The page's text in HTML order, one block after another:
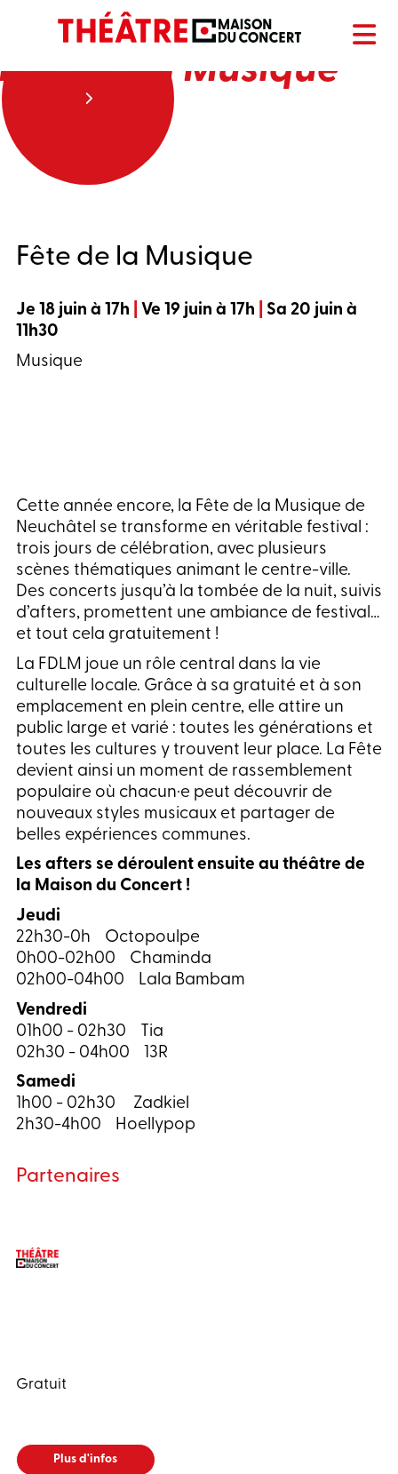
de la Musique
Fête de la Musique
Je 18 juin à 17h Ve 19 juin à 17h
Sa 20 juin à
11h30
Musique
Cette année encore, la Fête de la Musique de
Neuchâtel se transforme en véritable festival :
trois jours de célébration, avec plusieurs
scènes thématiques animant le centre-ville.
Des concerts jusqu’à la tombée de la nuit, suivis
d’afters, promettent une ambiance de festival…
et tout cela gratuitement !
La FDLM joue un rôle central dans la vie
culturelle locale. Grâce à sa gratuité et à son
emplacement en plein centre, elle attire un
public large et varié : toutes les générations et
toutes les cultures y trouvent leur place. La Fête
devient ainsi un moment de rassemblement
populaire où chacun·e peut découvrir de
nouveaux styles musicaux et partager de
belles expériences communes.
Les afters se déroulent ensuite au théâtre de
la Maison du Concert !
Jeudi
22h30-0h Octopoulpe
0h00-02h00 Chaminda
02h00-04h00 Lala Bambam
Vendredi
01h00 - 02h30 Tia
02h30 - 04h00 13R
Samedi
1h00 - 02h30 Zadkiel
2h30-4h00 Hoellypop
Partenaires
Gratuit
Plus d'infos